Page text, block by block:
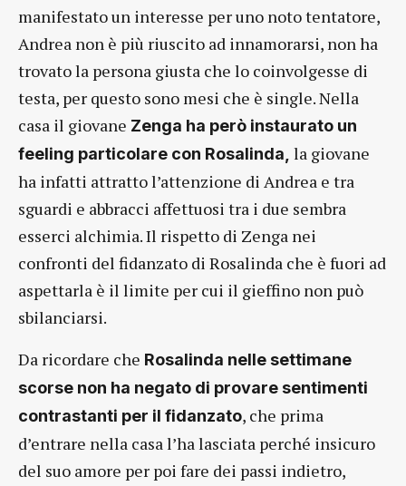
manifestato un interesse per uno noto tentatore,
Andrea non è più riuscito ad innamorarsi, non ha
trovato la persona giusta che lo coinvolgesse di
testa, per questo sono mesi che è single. Nella
casa il giovane Zenga ha però instaurato un
feeling particolare con Rosalinda, la giovane
ha infatti attratto l’attenzione di Andrea e tra
sguardi e abbracci affettuosi tra i due sembra
esserci alchimia. Il rispetto di Zenga nei
confronti del fidanzato di Rosalinda che è fuori ad
aspettarla è il limite per cui il gieffino non può
sbilanciarsi.
Da ricordare che Rosalinda nelle settimane
scorse non ha negato di provare sentimenti
contrastanti per il fidanzato, che prima
d’entrare nella casa l’ha lasciata perché insicuro
del suo amore per poi fare dei passi indietro,